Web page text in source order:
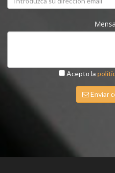
Acepto la
Enviar